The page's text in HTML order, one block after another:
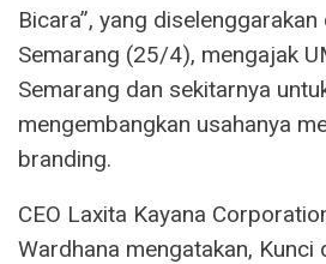
Bicara”, yang
Semarang (25/4), mengajak
Semarang dan sekitarnya
mengembangkan usahanya
branding.
CEO Laxita Kayana
Wardhana mengatakan,